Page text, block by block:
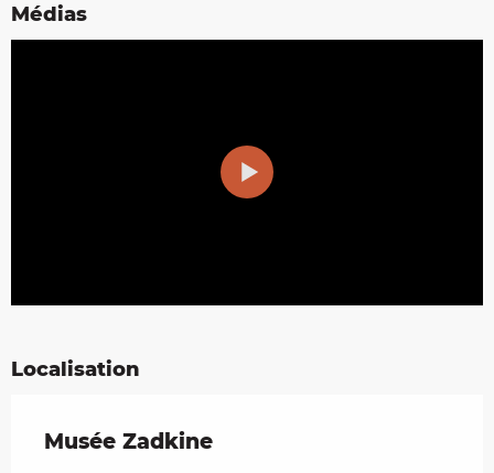
Médias
Localisation
Musée Zadkine